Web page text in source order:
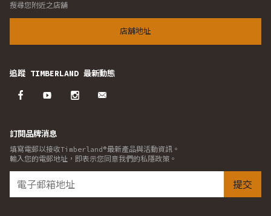
搜尋您附近之店舖
店舖地址
追蹤 TIMBERLAND 最新動態
訂閱品牌消息
填寫電郵以接收Timberland®最新產品與活動資訊。
輸入您的電郵地址，即表示您同意我們的私隱政策。
提交